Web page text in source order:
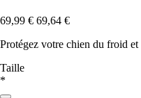
69,99 € 69,64 €
Protégez votre chien du froid
Taille
*